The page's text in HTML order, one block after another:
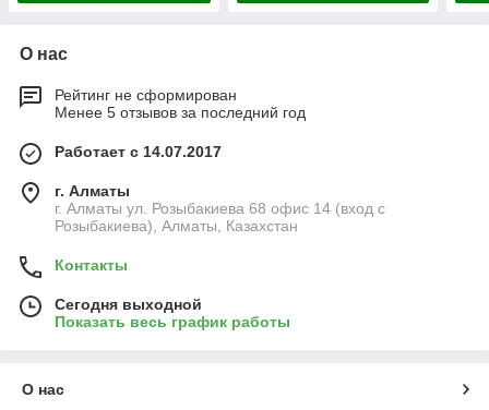
О нас
Рейтинг не сформирован
Менее 5 отзывов за последний год
Работает с 14.07.2017
г. Алматы
г. Алматы ул. Розыбакиева 68 офис 14 (вход с
Розыбакиева), Алматы, Казахстан
Контакты
Сегодня выходной
Показать весь график работы
О нас